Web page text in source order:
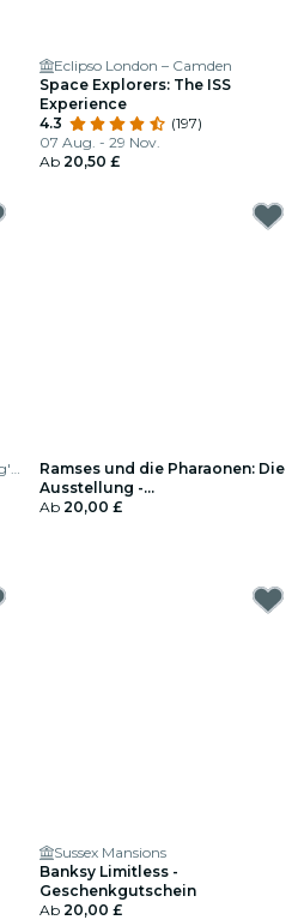
Eclipso London – Camden
Space Explorers: The ISS
Experience
4.3
(197)
07 Aug. - 29 Nov.
Ab 20,50 £
Somerset House East Wing - King's College London
Ramses und die Pharaonen: Die
Ausstellung -
Geschenkgutschein
Ab 20,00 £
Sussex Mansions
Banksy Limitless -
Geschenkgutschein
Ab 20,00 £